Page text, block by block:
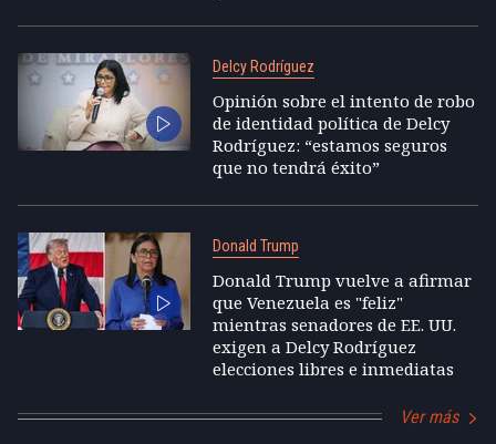
Delcy Rodríguez
Opinión sobre el intento de robo
de identidad política de Delcy
Rodríguez: “estamos seguros
que no tendrá éxito”
Donald Trump
Donald Trump vuelve a afirmar
que Venezuela es "feliz"
mientras senadores de EE. UU.
exigen a Delcy Rodríguez
elecciones libres e inmediatas
Ver más